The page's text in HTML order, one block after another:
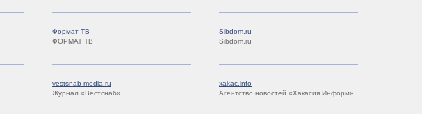
Формат ТВ
ФОРМАТ ТВ
Sibdom.ru
Sibdom.ru
vestsnab-media.ru
Журнал «Вестснаб»
xakac.info
Агентство новостей «Хакасия Информ»